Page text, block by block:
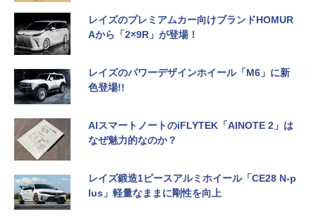
レイズのプレミアムカー向けブランドHOMUR
Aから「2×9R」が登場！
レイズのパワーデザインホイール「M6」に新
色登場!!
AIスマートノートのiFLYTEK「AINOTE 2」は
なぜ魅力的なのか？
レイズ鍛造1ピースアルミホイール「CE28 N-p
lus」軽量なままに剛性を向上